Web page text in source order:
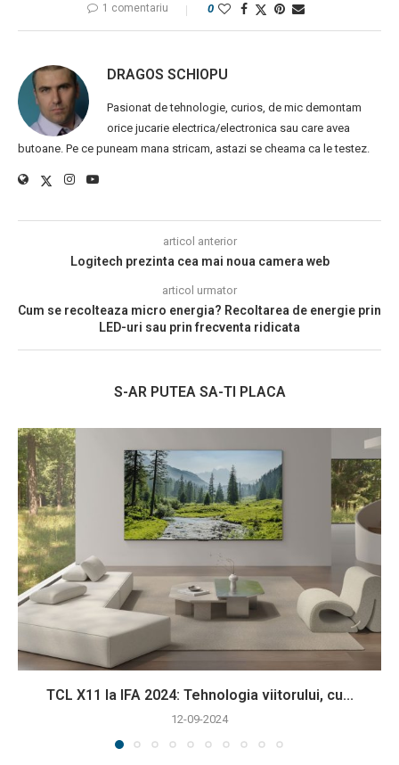
1 comentariu 0
DRAGOS SCHIOPU
Pasionat de tehnologie, curios, de mic demontam
orice jucarie electrica/electronica sau care avea
butoane. Pe ce puneam mana stricam, astazi se cheama ca le testez.
articol anterior
Logitech prezinta cea mai noua camera web
articol urmator
Cum se recolteaza micro energia? Recoltarea de energie prin
LED-uri sau prin frecventa ridicata
S-AR PUTEA SA-TI PLACA
TCL X11 la IFA 2024: Tehnologia viitorului, cu...
12-09-2024